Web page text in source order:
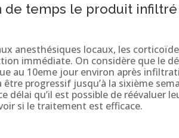
de temps le produit infiltré
anesthésiques locaux, les
immédiate. On considère que le
au 10eme jour environ après
être progressif jusqu’à la sixième
délai qu’il est possible de réévaluer
si le traitement est efficace.